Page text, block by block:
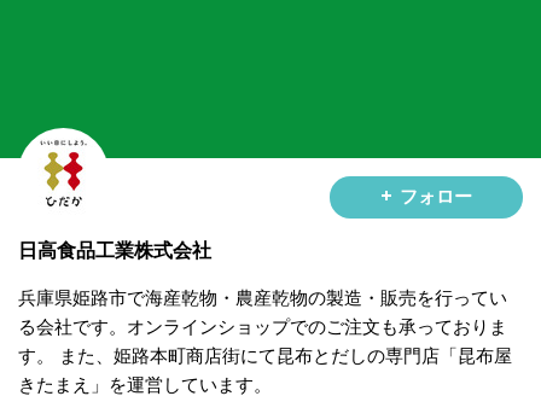
フォロー
日高食品工業株式会社
兵庫県姫路市で海産乾物・農産乾物の製造・販売を行ってい
る会社です。オンラインショップでのご注文も承っておりま
す。 また、姫路本町商店街にて昆布とだしの専門店「昆布屋
きたまえ」を運営しています。